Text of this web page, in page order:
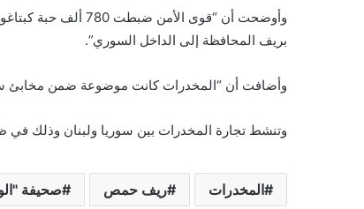
بريف المحافظة إلى الداخل السوري”.
وأضافت أن “المخدرات كانت موضوعة ضمن مخابئ
وتنشط تجارة المخدرات بين سوريا ولبنان وذلك في
المخدرات ريف حمص صحيفة